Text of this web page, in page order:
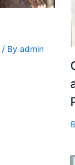
/ By admin